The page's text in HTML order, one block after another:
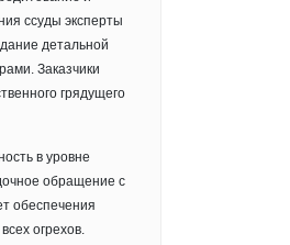
ссуды эксперты
детальной
Заказчики
грядущего
в уровне
обращение с
обеспечения
огрехов.